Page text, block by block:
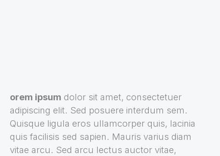
orem ipsum dolor sit amet, consectetuer
adipiscing elit. Sed posuere interdum sem.
Quisque ligula eros ullamcorper quis, lacinia
quis facilisis sed sapien. Mauris varius diam
vitae arcu. Sed arcu lectus auctor vitae,